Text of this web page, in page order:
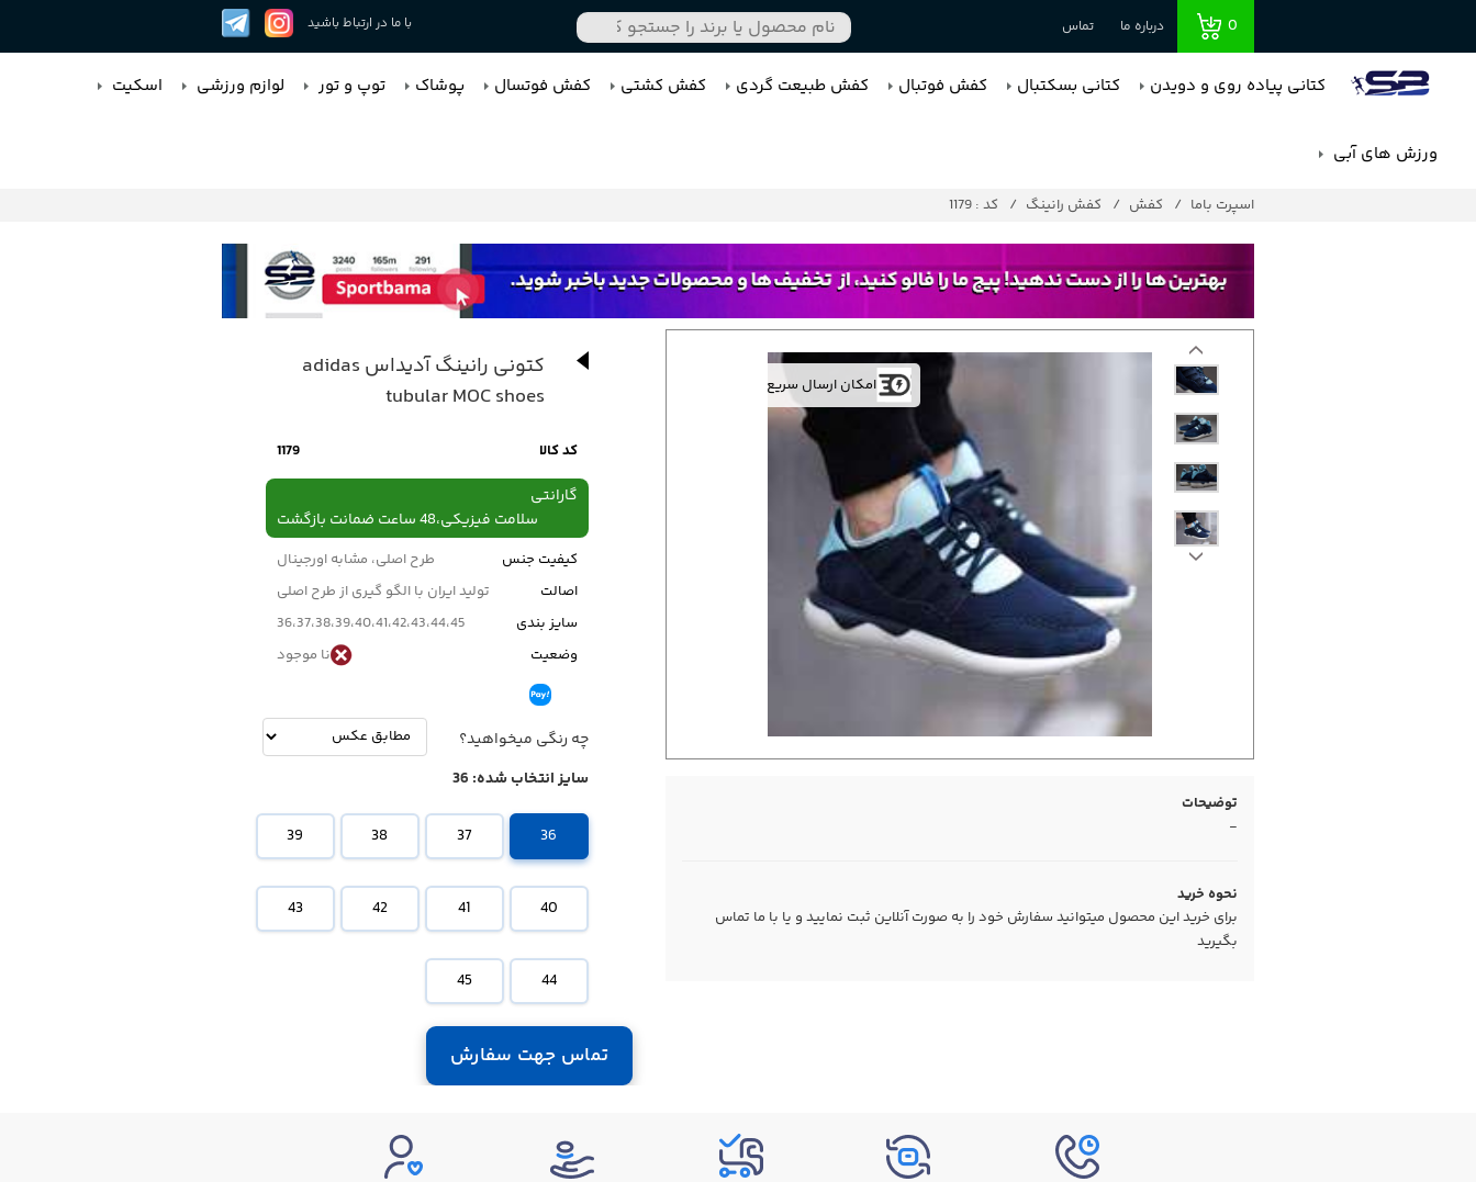
0 درباره ما تماس با ما در ارتباط باشید
کتانی پیاده روی و دویدن کتانی بسکتبال کفش فوتبال کفش طبیعت گردی کفش کشتی کفش فوتسال پوشاک توپ و تور لوازم ورزشی اسکیت
ورزش های آبی
اسپرت باما کفش کفش رانینگ کد : 1179
امکان ارسال سریع
توضیحات
-
نحوه خرید
برای خرید این محصول میتوانید سفارش خود را به صورت آنلاین ثبت نمایید و یا با ما تماس
بگیرید
کتونی رانینگ آدیداس adidas
tubular MOC shoes
کد کالا 1179
گارانتی
سلامت فیزیکی،48 ساعت ضمانت بازگشت
کیفیت جنس
طرح اصلی، مشابه اورجینال
اصالت
تولید ایران با الگو گیری از طرح اصلی
سایز بندی
36،37،38،39،40،41،42،43،44،45
وضعیت
نا موجود
چه رنگی میخواهید؟
سایز انتخاب شده: 36
36
37
38
39
40
41
42
43
44
45
تماس جهت سفارش